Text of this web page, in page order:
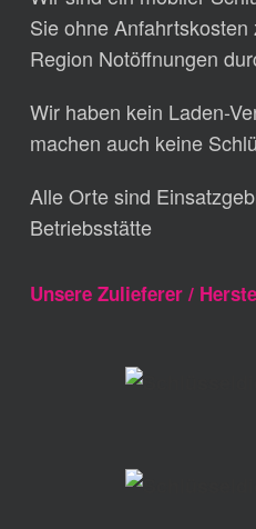
Sie ohne
Region Notöffnungen
Wir haben kein Laden-
machen auch keine
Alle Orte sind
Betriebsstätte
Unsere Zulieferer /